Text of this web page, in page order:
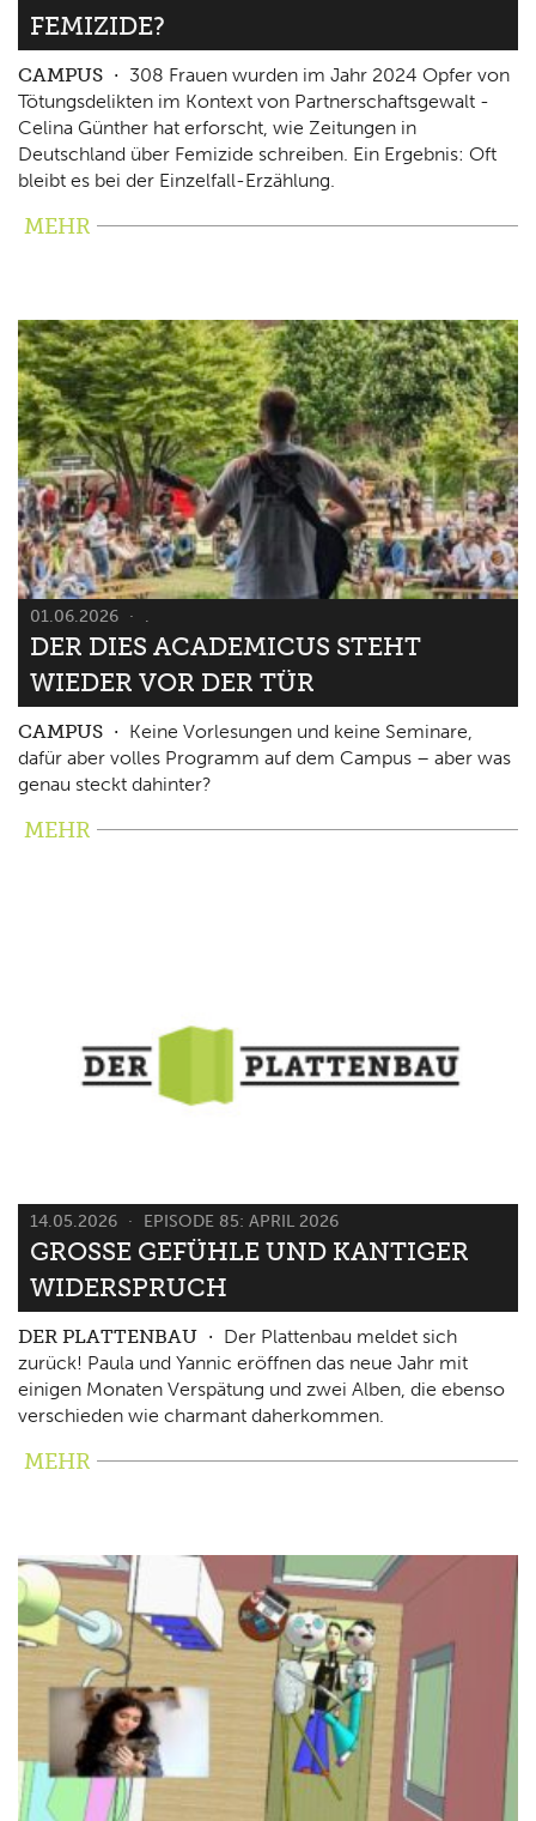
FEMIZIDE?
CAMPUS
308 Frauen wurden im Jahr 2024 Opfer von
Tötungsdelikten im Kontext von Partnerschaftsgewalt -
Celina Günther hat erforscht, wie Zeitungen in
Deutschland über Femizide schreiben. Ein Ergebnis: Oft
bleibt es bei der Einzelfall-Erzählung.
MEHR
01.06.2026 .
DER DIES ACADEMICUS STEHT
WIEDER VOR DER TÜR
CAMPUS
Keine Vorlesungen und keine Seminare,
dafür aber volles Programm auf dem Campus – aber was
genau steckt dahinter?
MEHR
14.05.2026 EPISODE 85: APRIL 2026
GROSSE GEFÜHLE UND KANTIGER W
IDERSPRUCH
DER PLATTENBAU
Der Plattenbau meldet sich
zurück! Paula und Yannic eröffnen das neue Jahr mit
einigen Monaten Verspätung und zwei Alben, die ebenso
verschieden wie charmant daherkommen.
MEHR